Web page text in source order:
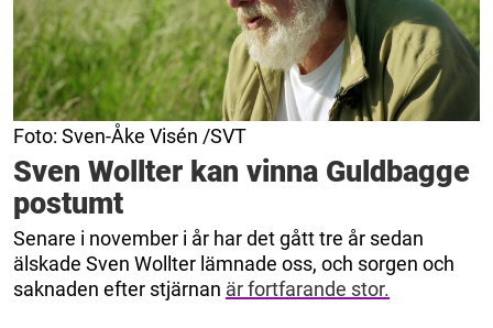
Foto: Sven-Åke Visén /SVT
Sven Wollter kan vinna Guldbagge
postumt
Senare i november i år har det gått tre år sedan
älskade Sven Wollter lämnade oss, och sorgen och
saknaden efter stjärnan är fortfarande stor.